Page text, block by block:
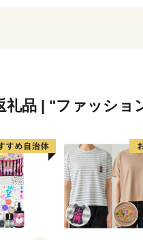
港との時間距離が15分～20分
、特に卸売市場を整備し、水
指しています。
市は、平和と伝統と未来が
きく秘めたまちです。糸満市
礼品 | "ファッショ